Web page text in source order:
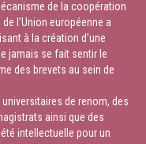
de la coopération
l’Union européenne a
à la création d’une
jamais se fait sentir le
des brevets au sein de
de renom, des
ainsi que des
intellectuelle pour un